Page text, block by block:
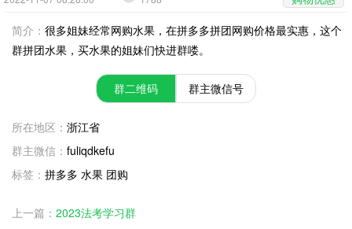
简介： 很多姐妹经常网购水果，在拼多多拼团网购价格最实惠，这个
群拼团水果，买水果的姐妹们快进群喽。
群二维码 群主微信号
所在地区： 浙江省
群主微信： fuliqdkefu
标签： 拼多多 水果 团购
上一篇： 2023法考学习群